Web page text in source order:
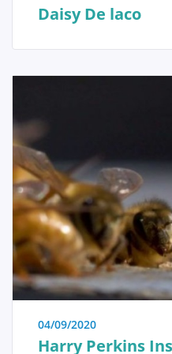
Borstreconstructie
Adjuvante
Bijkomende
borstreconstructie
Praktische
Daisy De laco
04/09/2020
Harry Perkins